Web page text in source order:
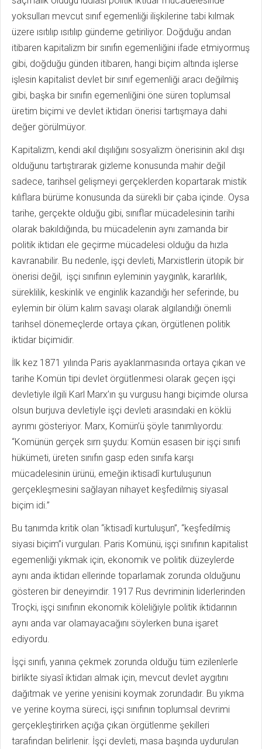
yoksulları mevcut sınıf egemenliği ilişkilerine tabi kılmak
üzere ısıtılıp ısıtılıp gündeme getiriliyor. Doğduğu andan
itibaren kapitalizm bir sınıfın egemenliğini ifade etmiyormuş
gibi, doğduğu günden itibaren, hangi biçim altında işlerse
işlesin kapitalist devlet bir sınıf egemenliği aracı değilmiş
gibi, başka bir sınıfın egemenliğini öne süren toplumsal
üretim biçimi ve devlet iktidarı önerisi tartışmaya dahi
değer görülmüyor.
Kapitalizm, kendi akıl dışılığını sosyalizm önerisinin akıl dışı
olduğunu tartıştırarak gizleme konusunda mahir değil
sadece, tarihsel gelişmeyi gerçeklerden kopartarak mistik
kılıflara bürüme konusunda da sürekli bir çaba içinde. Oysa
tarihe, gerçekte olduğu gibi, sınıflar mücadelesinin tarihi
olarak bakıldığında, bu mücadelenin aynı zamanda bir
politik iktidarı ele geçirme mücadelesi olduğu da hızla
kavranabilir. Bu nedenle, işçi devleti, Marxistlerin ütopik bir
önerisi değil, işçi sınıfının eyleminin yaygınlık, kararlılık,
süreklilik, keskinlik ve enginlik kazandığı her seferinde, bu
eylemin bir ölüm kalım savaşı olarak algılandığı önemli
tarihsel dönemeçlerde ortaya çıkan, örgütlenen politik
iktidar biçimidir.
İlk kez 1871 yılında Paris ayaklanmasında ortaya çıkan ve
tarihe Komün tipi devlet örgütlenmesi olarak geçen işçi
devletiyle ilgili Karl Marx’ın şu vurgusu hangi biçimde olursa
olsun burjuva devletiyle işçi devleti arasındaki en köklü
ayrımı gösteriyor. Marx, Komün’ü şöyle tanımlıyordu:
“Komünün gerçek sırrı şuydu: Komün esasen bir işçi sınıfı
hükümeti, üreten sınıfın gasp eden sınıfa karşı
mücadelesinin ürünü, emeğin iktisadî kurtuluşunun
gerçekleşmesini sağlayan nihayet keşfedilmiş siyasal
biçim idi.”
Bu tanımda kritik olan “iktisadî kurtuluşun”, “keşfedilmiş
siyasi biçim”i vurguları. Paris Komünü, işçi sınıfının kapitalist
egemenliği yıkmak için, ekonomik ve politik düzeylerde
aynı anda iktidarı ellerinde toparlamak zorunda olduğunu
gösteren bir deneyimdir. 1917 Rus devriminin liderlerinden
Troçki, işçi sınıfının ekonomik köleliğiyle politik iktidarının
aynı anda var olamayacağını söylerken buna işaret
ediyordu.
İşçi sınıfı, yanına çekmek zorunda olduğu tüm ezilenlerle
birlikte siyasî iktidarı almak için, mevcut devlet aygıtını
dağıtmak ve yerine yenisini koymak zorundadır. Bu yıkma
ve yerine koyma süreci, işçi sınıfının toplumsal devrimi
gerçekleştirirken açığa çıkan örgütlenme şekilleri
tarafından belirlenir. İşçi devleti, masa başında uydurulan